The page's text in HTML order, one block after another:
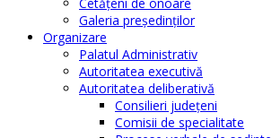
Galeria președinților
Organizare
Palatul Administrativ
Autoritatea executivă
Autoritatea deliberativă
Consilieri judeţeni
Comisii de specialitate